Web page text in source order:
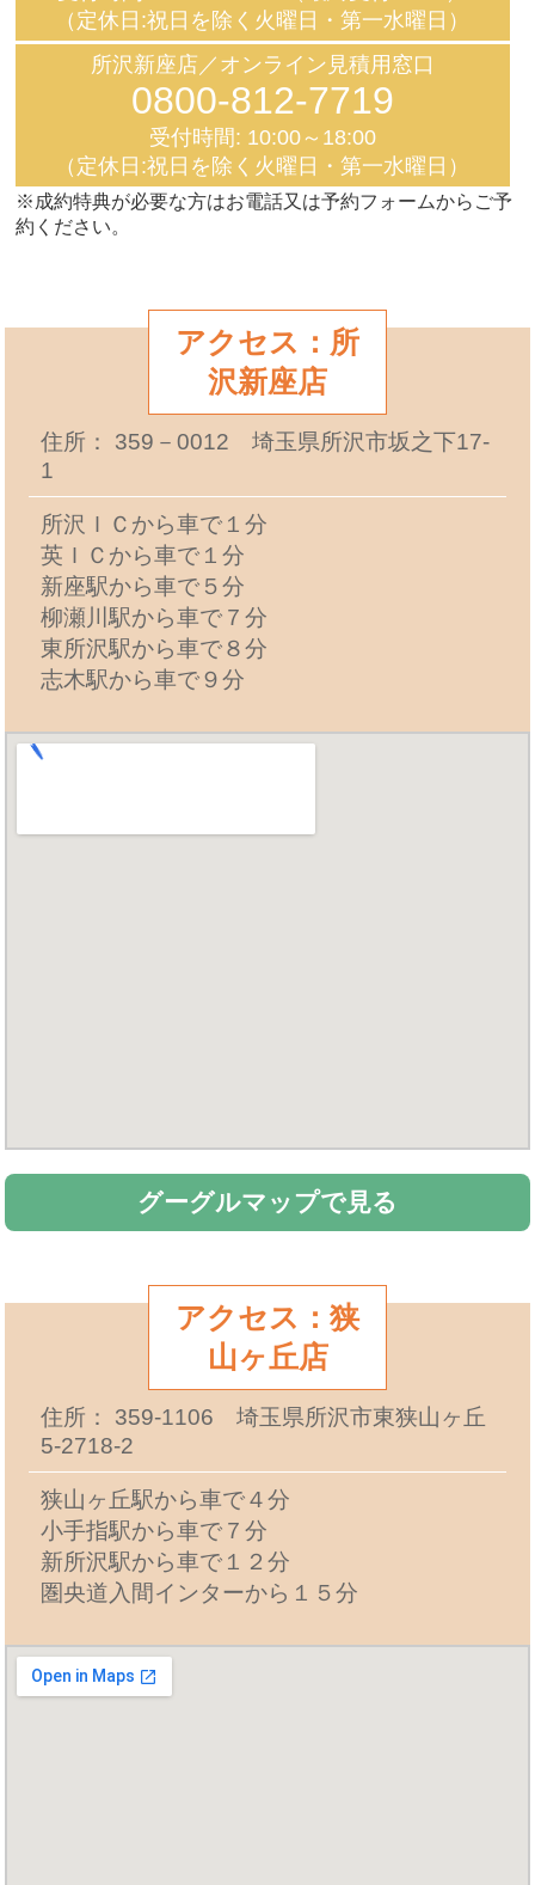
（定休日:祝日を除く火曜日・第一水曜日）
所沢新座店／オンライン見積用窓口
0800-812-7719
受付時間: 10:00～18:00
（定休日:祝日を除く火曜日・第一水曜日）
※成約特典が必要な方はお電話又は予約フォームからご予
約ください。
アクセス：所
沢新座店
住所： 359－0012 埼玉県所沢市坂之下17-
1
所沢ＩＣから車で１分
英ＩＣから車で１分
新座駅から車で５分
柳瀬川駅から車で７分
東所沢駅から車で８分
志木駅から車で９分
グーグルマップで見る
アクセス：狭
山ヶ丘店
住所： 359-1106 埼玉県所沢市東狭山ヶ丘
5-2718-2
狭山ヶ丘駅から車で４分
小手指駅から車で７分
新所沢駅から車で１２分
圏央道入間インターから１５分